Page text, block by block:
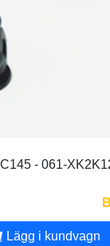
- 061-
Lägg i kundvagn